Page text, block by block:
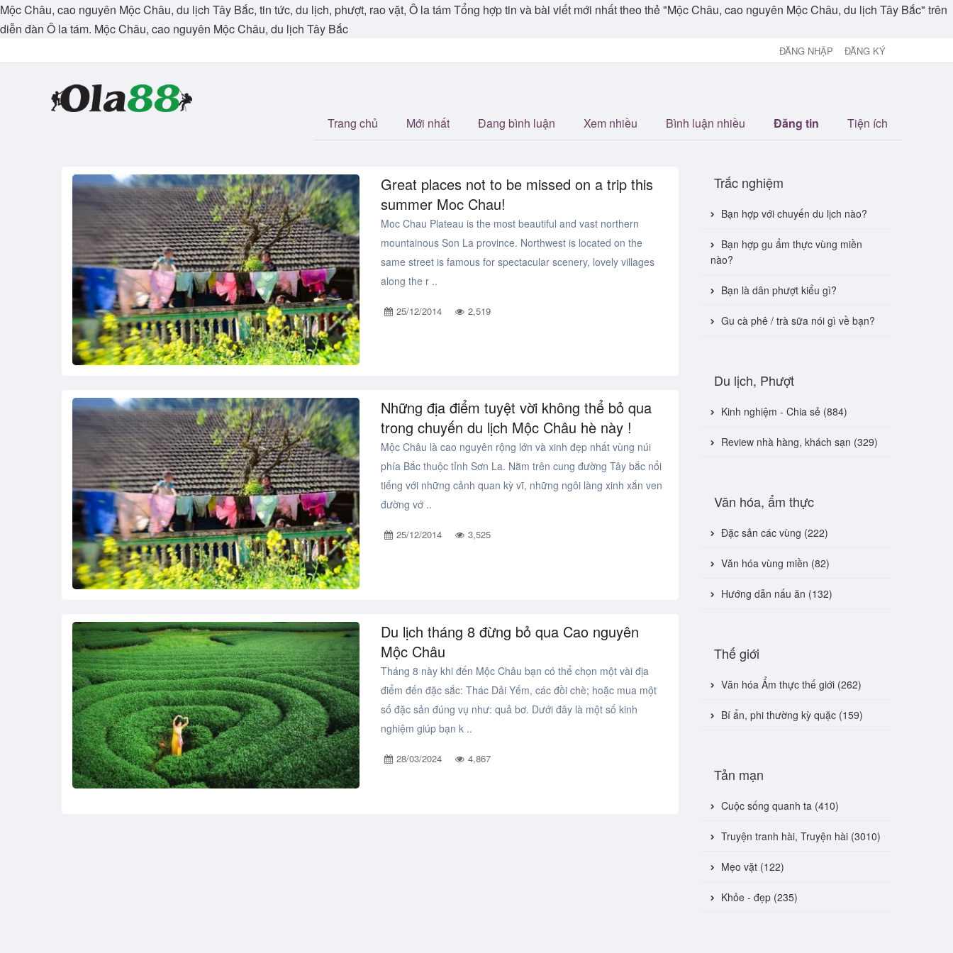
Mộc Châu, cao nguyên Mộc Châu, du lịch Tây Bắc, tin tức, du lịch, phượt, rao vặt, Ô la tám Tổng hợp tin và bài viết mới nhất theo thẻ "Mộc Châu, cao nguyên Mộc Châu, du lịch Tây Bắc" trên
diễn đàn Ô la tám. Mộc Châu, cao nguyên Mộc Châu, du lịch Tây Bắc
ĐĂNG NHẬP ĐĂNG KÝ
Trang chủ Mới nhất Đang bình luận Xem nhiều Bình luận nhiều Đăng tin Tiện ích
Great places not to be missed on a trip this
summer Moc Chau!
Moc Chau Plateau is the most beautiful and vast northern
mountainous Son La province. Northwest is located on the
same street is famous for spectacular scenery, lovely villages
along the r ..
25/12/2014 2,519
Những địa điểm tuyệt vời không thể bỏ qua
trong chuyến du lịch Mộc Châu hè này !
Mộc Châu là cao nguyên rộng lớn và xinh đẹp nhất vùng núi
phía Bắc thuộc tỉnh Sơn La. Nằm trên cung đường Tây bắc nổi
tiếng với những cảnh quan kỳ vĩ, những ngôi làng xinh xắn ven
đường vớ ..
25/12/2014 3,525
Du lịch tháng 8 đừng bỏ qua Cao nguyên
Mộc Châu
Tháng 8 này khi đến Mộc Châu bạn có thể chọn một vài địa
điểm đến đặc sắc: Thác Dải Yếm, các đồi chè; hoặc mua một
số đặc sản đúng vụ như: quả bơ. Dưới đây là một số kinh
nghiệm giúp bạn k ..
28/03/2024 4,867
Trắc nghiệm
Bạn hợp với chuyến du lịch nào?
Bạn hợp gu ẩm thực vùng miền
nào?
Bạn là dân phượt kiểu gì?
Gu cà phê / trà sữa nói gì về bạn?
Du lịch, Phượt
Kinh nghiệm - Chia sẻ (884)
Review nhà hàng, khách sạn (329)
Văn hóa, ẩm thực
Đặc sản các vùng (222)
Văn hóa vùng miền (82)
Hướng dẫn nấu ăn (132)
Thế giới
Văn hóa Ẩm thực thế giới (262)
Bí ẩn, phi thường kỳ quặc (159)
Tản mạn
Cuộc sống quanh ta (410)
Truyện tranh hài, Truyện hài (3010)
Mẹo vặt (122)
Khỏe - đẹp (235)